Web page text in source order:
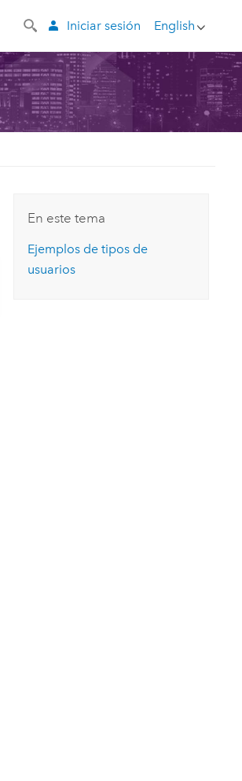
English
Iniciar sesión
En este tema
Ejemplos de tipos de
usuarios